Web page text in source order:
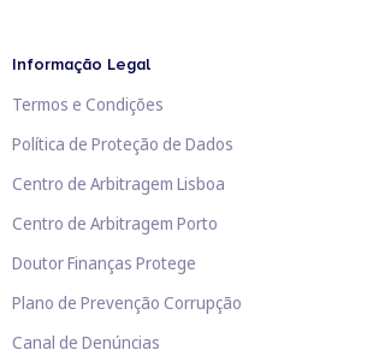
Informação Legal
Termos e Condições
Política de Proteção de Dados
Centro de Arbitragem Lisboa
Centro de Arbitragem Porto
Doutor Finanças Protege
Plano de Prevenção Corrupção
Canal de Denúncias